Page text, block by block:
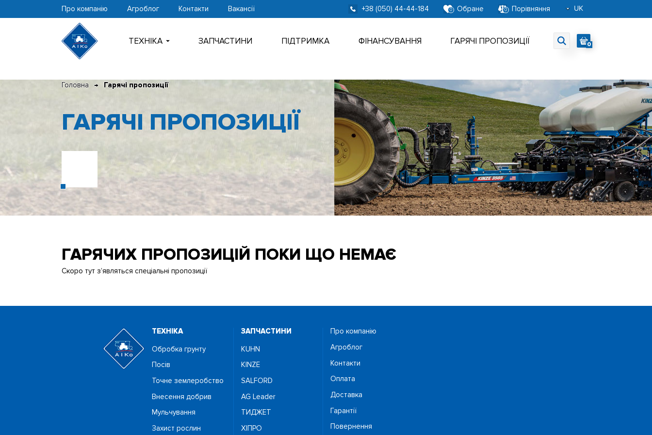
Перейти
Про компанію Агроблог Контакти Вакансії +38 (050) 44-44-184 0 Обране 0 Порівняння
UK
RU
EN
ТЕХНIКА ЗАПЧАСТИНИ ПІДТРИМКА ФІНАНСУВАННЯ ГАРЯЧІ ПРОПОЗИЦІЇ 0
Головна Гарячі пропозиції
ГАРЯЧІ ПРОПОЗИЦІЇ
ГАРЯЧИХ ПРОПОЗИЦІЙ ПОКИ ЩО НЕМАЄ
Скоро тут з’являться спеціальні пропозиції
ТЕХНIКА
Обробка грунту
Посiв
Точне землеробство
Внесення добрив
Мульчування
Захист рослин
ЗАПЧАСТИНИ
KUHN
KINZE
SALFORD
AG Leader
ТИДЖЕТ
ХІПРО
Про компанію
Агроблог
Контакти
Оплата
Доставка
Гарантії
Повернення